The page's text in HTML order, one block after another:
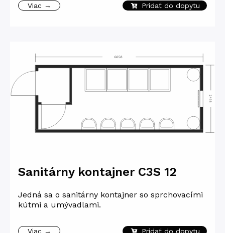
Viac → Pridať do dopytu
Sanitárny kontajner C3S 12
Jedná sa o sanitárny kontajner so sprchovacími
kútmi a umývadlami.
Viac → Pridať do dopytu